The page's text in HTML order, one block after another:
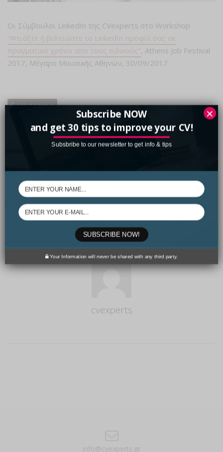
Οι Σύμβουλοι LinkedIn της CVexperts στο Workshop
“Φτιάξτε ή βελτιώστε το LinkedIn προφίλ σας σε
πραγματικό χρόνο απο τους ειδικούς”, Athens Job Festival
2017, Μέγαρο Μουσικής Αθηνών, 30/09/2017
Categories
Welcome to the CVexperts Community
0likes
cvexperts
info@cvexperts.gr
Subscribe NOW
and get 30 tips to improve your CV!
Subsbribe to our newsletter to get info & tips
Your Information will never be shared with any third party.
SUBSCRIBE NOW!
×